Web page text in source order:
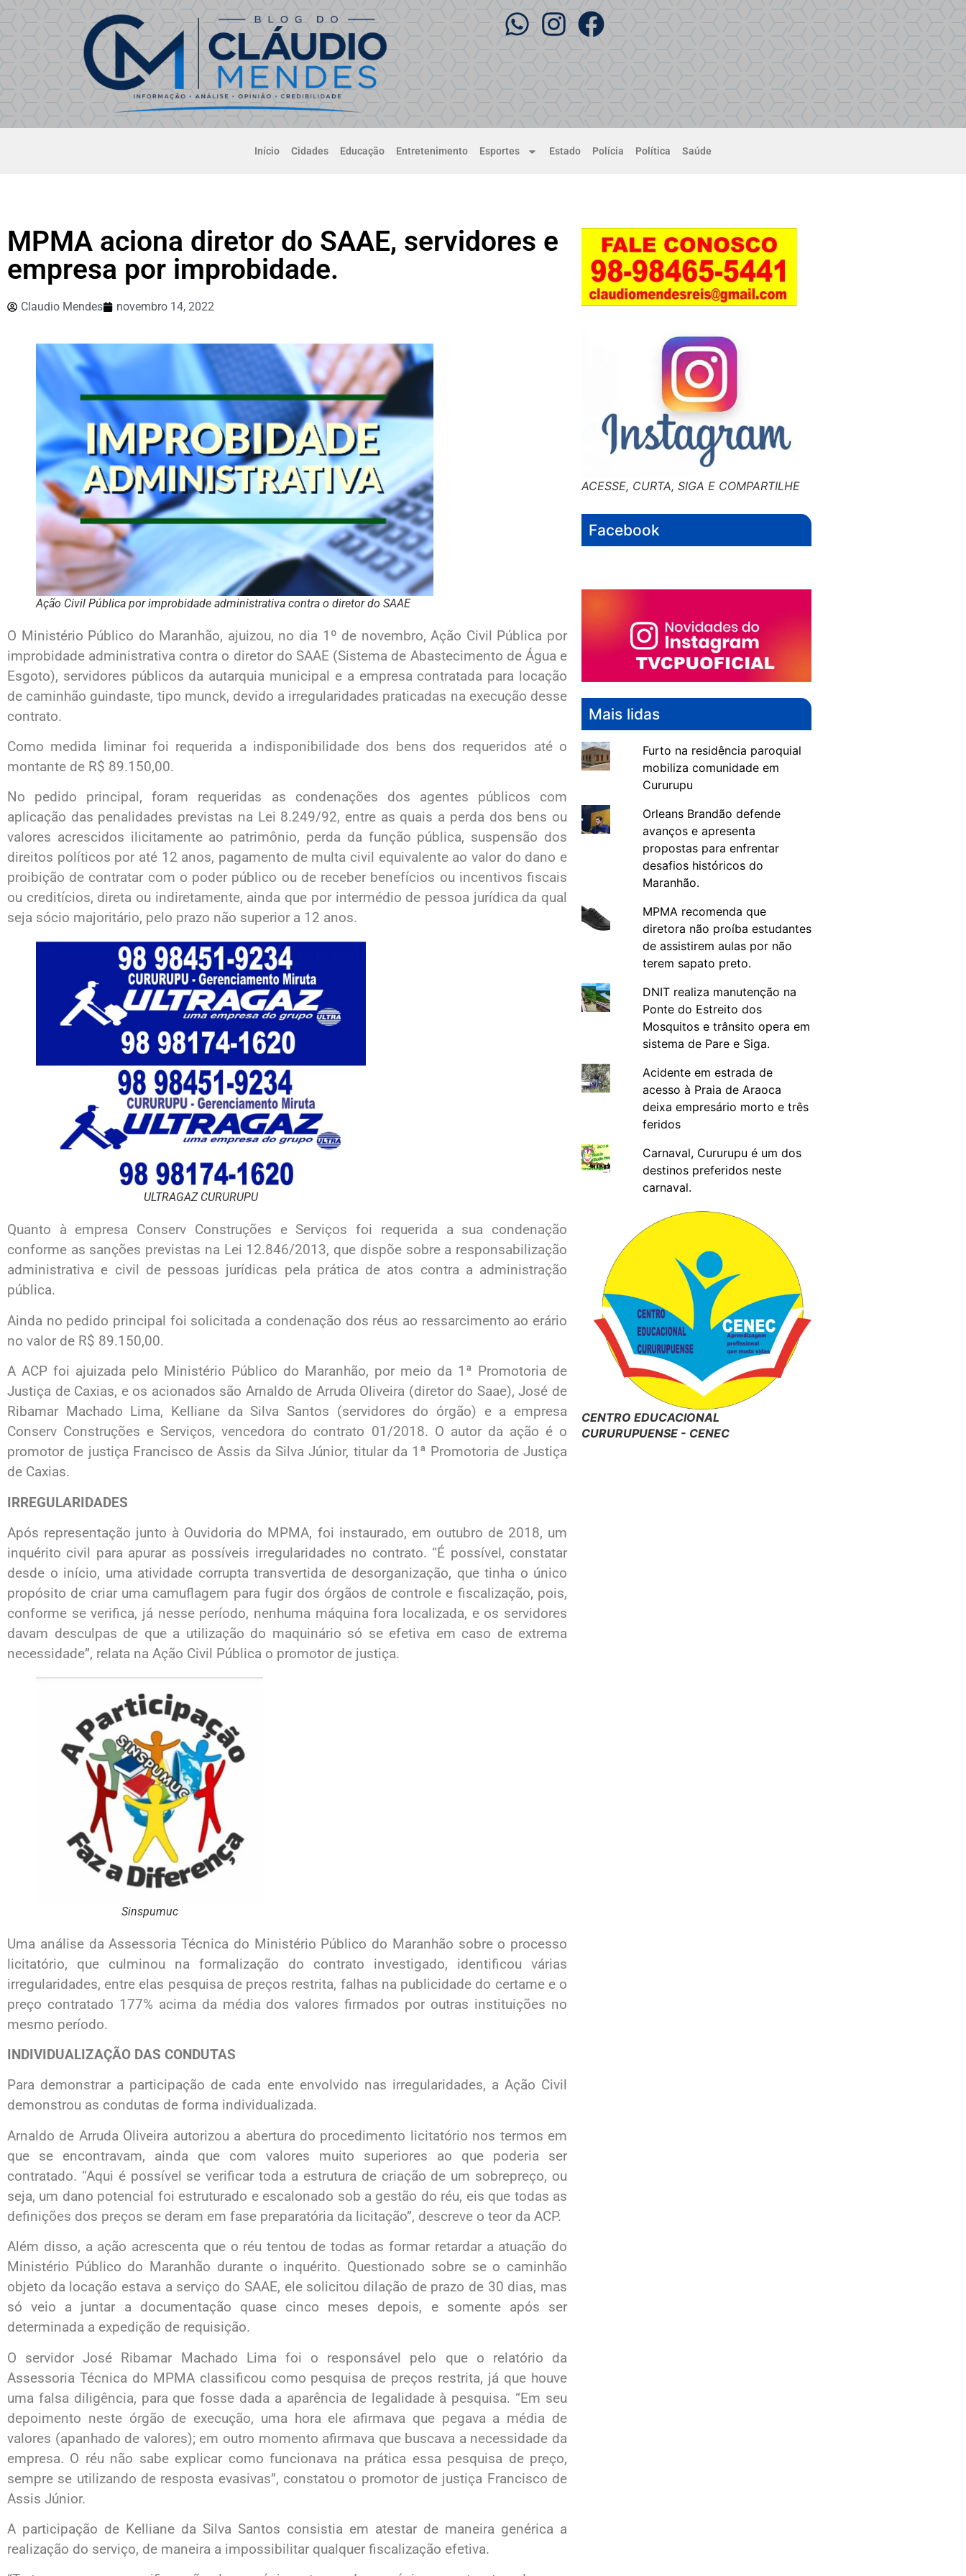
Início Cidades Educação Entretenimento Esportes Estado Polícia Política Saúde
MPMA aciona diretor do SAAE, servidores e
empresa por improbidade.
Claudio Mendes novembro 14, 2022
Ação Civil Pública por improbidade administrativa contra o diretor do SAAE
O Ministério Público do Maranhão, ajuizou, no dia 1º de novembro, Ação Civil Pública por
improbidade administrativa contra o diretor do SAAE (Sistema de Abastecimento de Água e
Esgoto), servidores públicos da autarquia municipal e a empresa contratada para locação
de caminhão guindaste, tipo munck, devido a irregularidades praticadas na execução desse
contrato.
Como medida liminar foi requerida a indisponibilidade dos bens dos requeridos até o
montante de R$ 89.150,00.
No pedido principal, foram requeridas as condenações dos agentes públicos com
aplicação das penalidades previstas na Lei 8.249/92, entre as quais a perda dos bens ou
valores acrescidos ilicitamente ao patrimônio, perda da função pública, suspensão dos
direitos políticos por até 12 anos, pagamento de multa civil equivalente ao valor do dano e
proibição de contratar com o poder público ou de receber benefícios ou incentivos fiscais
ou creditícios, direta ou indiretamente, ainda que por intermédio de pessoa jurídica da qual
seja sócio majoritário, pelo prazo não superior a 12 anos.
ULTRAGAZ CURURUPU
Quanto à empresa Conserv Construções e Serviços foi requerida a sua condenação
conforme as sanções previstas na Lei 12.846/2013, que dispõe sobre a responsabilização
administrativa e civil de pessoas jurídicas pela prática de atos contra a administração
pública.
Ainda no pedido principal foi solicitada a condenação dos réus ao ressarcimento ao erário
no valor de R$ 89.150,00.
A ACP foi ajuizada pelo Ministério Público do Maranhão, por meio da 1ª Promotoria de
Justiça de Caxias, e os acionados são Arnaldo de Arruda Oliveira (diretor do Saae), José de
Ribamar Machado Lima, Kelliane da Silva Santos (servidores do órgão) e a empresa
Conserv Construções e Serviços, vencedora do contrato 01/2018. O autor da ação é o
promotor de justiça Francisco de Assis da Silva Júnior, titular da 1ª Promotoria de Justiça
de Caxias.
IRREGULARIDADES
Após representação junto à Ouvidoria do MPMA, foi instaurado, em outubro de 2018, um
inquérito civil para apurar as possíveis irregularidades no contrato. “É possível, constatar
desde o início, uma atividade corrupta transvertida de desorganização, que tinha o único
propósito de criar uma camuflagem para fugir dos órgãos de controle e fiscalização, pois,
conforme se verifica, já nesse período, nenhuma máquina fora localizada, e os servidores
davam desculpas de que a utilização do maquinário só se efetiva em caso de extrema
necessidade”, relata na Ação Civil Pública o promotor de justiça.
Sinspumuc
Uma análise da Assessoria Técnica do Ministério Público do Maranhão sobre o processo
licitatório, que culminou na formalização do contrato investigado, identificou várias
irregularidades, entre elas pesquisa de preços restrita, falhas na publicidade do certame e o
preço contratado 177% acima da média dos valores firmados por outras instituições no
mesmo período.
INDIVIDUALIZAÇÃO DAS CONDUTAS
Para demonstrar a participação de cada ente envolvido nas irregularidades, a Ação Civil
demonstrou as condutas de forma individualizada.
Arnaldo de Arruda Oliveira autorizou a abertura do procedimento licitatório nos termos em
que se encontravam, ainda que com valores muito superiores ao que poderia ser
contratado. “Aqui é possível se verificar toda a estrutura de criação de um sobrepreço, ou
seja, um dano potencial foi estruturado e escalonado sob a gestão do réu, eis que todas as
definições dos preços se deram em fase preparatória da licitação”, descreve o teor da ACP.
Além disso, a ação acrescenta que o réu tentou de todas as formar retardar a atuação do
Ministério Público do Maranhão durante o inquérito. Questionado sobre se o caminhão
objeto da locação estava a serviço do SAAE, ele solicitou dilação de prazo de 30 dias, mas
só veio a juntar a documentação quase cinco meses depois, e somente após ser
determinada a expedição de requisição.
O servidor José Ribamar Machado Lima foi o responsável pelo que o relatório da
Assessoria Técnica do MPMA classificou como pesquisa de preços restrita, já que houve
uma falsa diligência, para que fosse dada a aparência de legalidade à pesquisa. “Em seu
depoimento neste órgão de execução, uma hora ele afirmava que pegava a média de
valores (apanhado de valores); em outro momento afirmava que buscava a necessidade da
empresa. O réu não sabe explicar como funcionava na prática essa pesquisa de preço,
sempre se utilizando de resposta evasivas”, constatou o promotor de justiça Francisco de
Assis Júnior.
A participação de Kelliane da Silva Santos consistia em atestar de maneira genérica a
realização do serviço, de maneira a impossibilitar qualquer fiscalização efetiva.
ACESSE, CURTA, SIGA E COMPARTILHE
Facebook
Mais lidas
Furto na residência paroquial
mobiliza comunidade em
Cururupu
Orleans Brandão defende
avanços e apresenta
propostas para enfrentar
desafios históricos do
Maranhão.
MPMA recomenda que
diretora não proíba estudantes
de assistirem aulas por não
terem sapato preto.
DNIT realiza manutenção na
Ponte do Estreito dos
Mosquitos e trânsito opera em
sistema de Pare e Siga.
Acidente em estrada de
acesso à Praia de Araoca
deixa empresário morto e três
feridos
Carnaval, Cururupu é um dos
destinos preferidos neste
carnaval.
CENTRO EDUCACIONAL
CURURUPUENSE - CENEC